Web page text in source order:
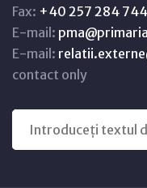
Fax: +40 257 284 744
E-mail:
E-mail:
contact only